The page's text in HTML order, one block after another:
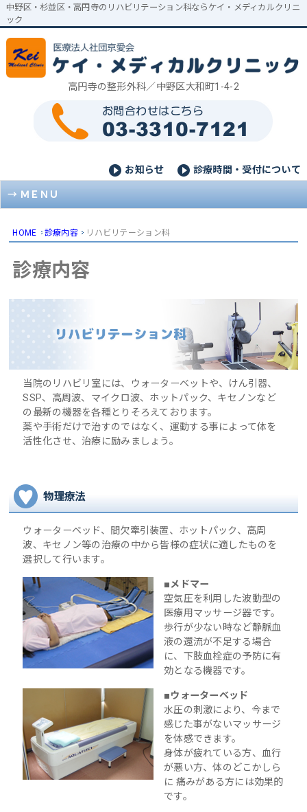
中野区・杉並区・高円寺のリハビリテーション科ならケイ・メディカルクリニ
ック
高円寺の整形外科／中野区大和町1-4-2
お知らせ 診療時間・受付について
ＭＥＮＵ
HOME 診療内容 リハビリテーション科
診療内容
当院のリハビリ室には、ウォーターベットや、けん引器、
SSP、高周波、マイクロ波、ホットパック、キセノンなど
の最新の機器を各種とりそろえております。
薬や手術だけで治すのではなく、運動する事によって体を
活性化させ、治療に励みましょう。
物理療法
ウォーターベッド、間欠牽引装置、ホットパック、高周
波、キセノン等の治療の中から皆様の症状に適したものを
選択して行います。
■メドマー
空気圧を利用した波動型の
医療用マッサージ器です。
歩行が少ない時など静脈血
液の還流が不足する場合
に、下肢血栓症の予防に有
効となる機器です。
■ウォーターベッド
水圧の刺激により、今まで
感じた事がないマッサージ
を体感できます。
身体が疲れている方、血行
が悪い方、体のどこかしら
に 痛みがある方には効果的
です。